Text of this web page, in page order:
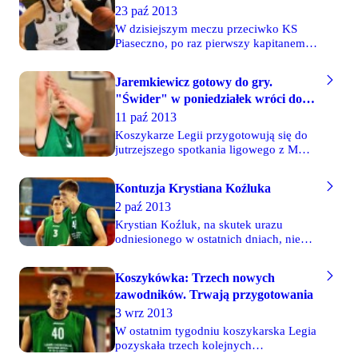
rozgrywek nie grał w powodu kontuzji.
23 paź 2013
W dzisiejszym meczu przeciwko KS
Piaseczno, po raz pierwszy kapitanem
czasu zagrał na pozycji rozgrywającego,
wobec kontuzji Holnickiego i
Paszkiewicza.
Jaremkiewicz gotowy do gry.
"Świder" w poniedziałek wróci do
treningów
11 paź 2013
Koszykarze Legii przygotowują się do
jutrzejszego spotkania ligowego z MKS-
Jaremkiewicz, który ćwiczył przez cały
tydzień. Zabraknie na pewno Krystiana
Koźluka, Piotra Nawrota i Michała
Świderskiego. Z tej trójki, najszybciej
Kontuzja Krystiana Koźluka
2 paź 2013
Krystian Koźluk, na skutek urazu
odniesionego w ostatnich dniach, nie
Na razie nie wiadomo jak długo potrwa
przerwa w grze naszego nowego
koszykarza, ale prawdopodobnie nasz
zespół będzie musiał sobie przez 2-3
tygodnie radzić bez tego wysokiego
zawodnika. Więcej wyjaśnią
Koszykówka: Trzech nowych
zawodników. Trwają przygotowania
3 wrz 2013
W ostatnim tygodniu koszykarska Legia
pozyskała trzech kolejnych